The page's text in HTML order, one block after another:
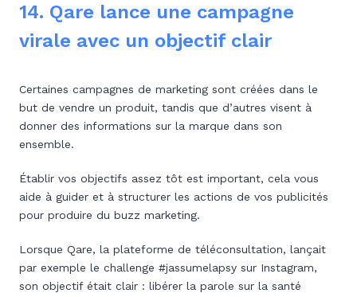
14. Qare lance une campagne
virale avec un objectif clair
Certaines campagnes de marketing sont créées dans le
but de vendre un produit, tandis que d’autres visent à
donner des informations sur la marque dans son
ensemble.
Établir vos objectifs assez tôt est important, cela vous
aide à guider et à structurer les actions de vos publicités
pour produire du buzz marketing.
‍Lorsque Qare, la plateforme de téléconsultation, lançait
par exemple le challenge #jassumelapsy sur Instagram,
son objectif était clair : libérer la parole sur la santé